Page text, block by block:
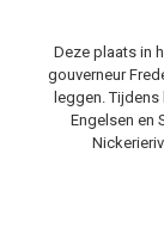
Deze plaats in
gouverneur
leggen.
Engelsen en